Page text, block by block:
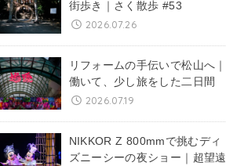
街歩き｜さく散歩 #53
2026.07.26
リフォームの手伝いで松山へ｜
働いて、少し旅をした二日間
2026.07.19
NIKKOR Z 800mmで挑むディ
ズニーシーの夜ショー｜超望遠